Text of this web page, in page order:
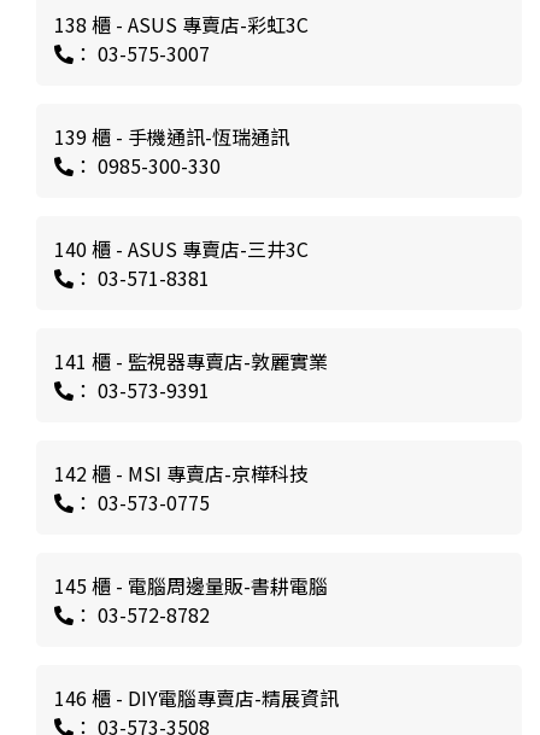
138 櫃 - ASUS 專賣店-彩虹3C
： 03-575-3007
139 櫃 - 手機通訊-恆瑞通訊
： 0985-300-330
140 櫃 - ASUS 專賣店-三井3C
： 03-571-8381
141 櫃 - 監視器專賣店-敦麗實業
： 03-573-9391
142 櫃 - MSI 專賣店-京樺科技
： 03-573-0775
145 櫃 - 電腦周邊量販-書耕電腦
： 03-572-8782
146 櫃 - DIY電腦專賣店-精展資訊
： 03-573-3508